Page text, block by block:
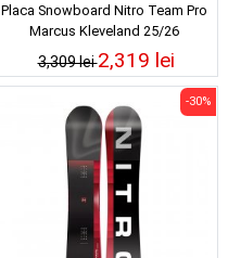
Placa Snowboard Nitro Team Pro
Marcus Kleveland 25/26
3,309 lei2,319 lei
-30%